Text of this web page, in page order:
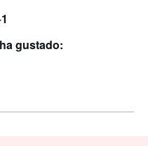
gustado: